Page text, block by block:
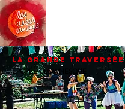
LA GRANDE TRAVERSÉE
ÉPOPÉE CLOWNESQUE